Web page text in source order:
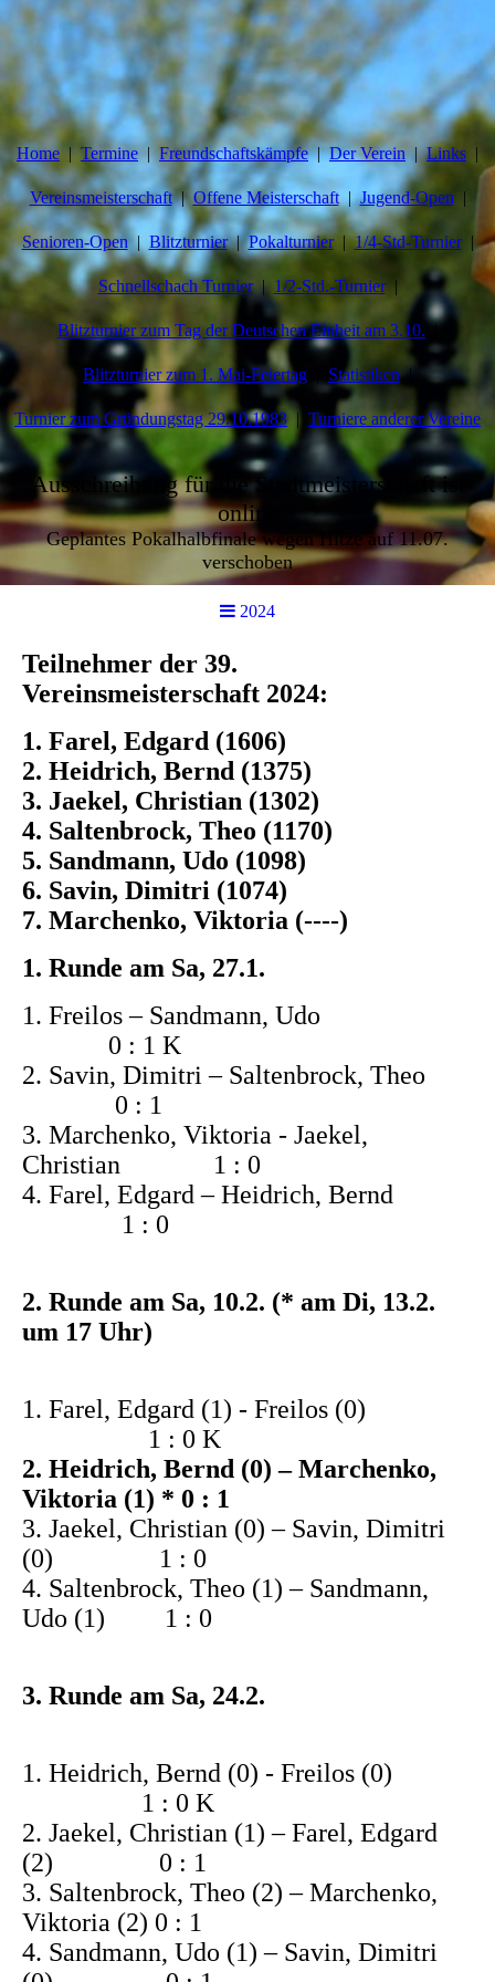
Home Termine Freundschaftskämpfe Der Verein Links
Vereinsmeisterschaft Offene Meisterschaft Jugend-Open
Senioren-Open Blitzturnier Pokalturnier 1/4-Std-Turnier
Schnellschach Turnier 1/2-Std.-Turnier
Blitzturnier zum Tag der Deutschen Einheit am 3.10.
Blitzturnier zum 1. Mai-Feiertag Statistiken
Turnier zum Gründungstag 29.10.1983 Turniere anderer Vereine
Ausschreibung für die Stadtmeisterschaft ist
online
Geplantes Pokalhalbfinale wegen Hitze auf 11.07.
verschoben
2024
Teilnehmer der 39.
Vereinsmeisterschaft 2024:
1. Farel, Edgard (1606)
2. Heidrich, Bernd (1375)
3. Jaekel, Christian (1302)
4. Saltenbrock, Theo (1170)
5. Sandmann, Udo (1098)
6. Savin, Dimitri (1074)
7. Marchenko, Viktoria (----)
1. Runde am Sa, 27.1.
1. Freilos – Sandmann, Udo
0 : 1 K
2. Savin, Dimitri – Saltenbrock, Theo
0 : 1
3. Marchenko, Viktoria - Jaekel,
Christian 1 : 0
4. Farel, Edgard – Heidrich, Bernd
1 : 0
2. Runde am Sa, 10.2. (* am Di, 13.2.
um 17 Uhr)
1. Farel, Edgard (1) - Freilos (0)
1 : 0 K
2. Heidrich, Bernd (0) – Marchenko,
Viktoria (1) * 0 : 1
3. Jaekel, Christian (0) – Savin, Dimitri
(0) 1 : 0
4. Saltenbrock, Theo (1) – Sandmann,
Udo (1) 1 : 0
3. Runde am Sa, 24.2.
1. Heidrich, Bernd (0) - Freilos (0)
1 : 0 K
2. Jaekel, Christian (1) – Farel, Edgard
(2) 0 : 1
3. Saltenbrock, Theo (2) – Marchenko,
Viktoria (2) 0 : 1
4. Sandmann, Udo (1) – Savin, Dimitri